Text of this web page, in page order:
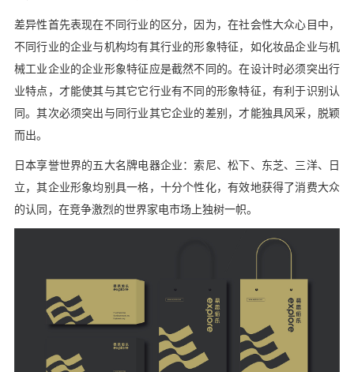
差异性首先表现在不同行业的区分，因为，在社会性大众心目中，
不同行业的企业与机构均有其行业的形象特征，如化妆品企业与机
械工业企业的企业形象特征应是截然不同的。在设计时必须突出行
业特点，才能使其与其它它行业有不同的形象特征，有利于识别认
同。其次必须突出与同行业其它企业的差别，才能独具风采，脱颖
而出。
日本享誉世界的五大名牌电器企业：索尼、松下、东芝、三洋、日
立，其企业形象均别具一格，十分个性化，有效地获得了消费大众
的认同，在竞争激烈的世界家电市场上独树一帜。